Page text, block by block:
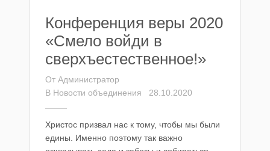
Конференция веры 2020
«Смело войди в
сверхъестественное!»
От Администратор
В Новости объединения 28.10.2020
Христос призвал нас к тому, чтобы мы были
едины. Именно поэтому так важно